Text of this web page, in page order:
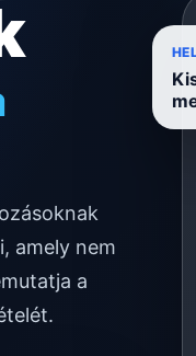
amely nem
a